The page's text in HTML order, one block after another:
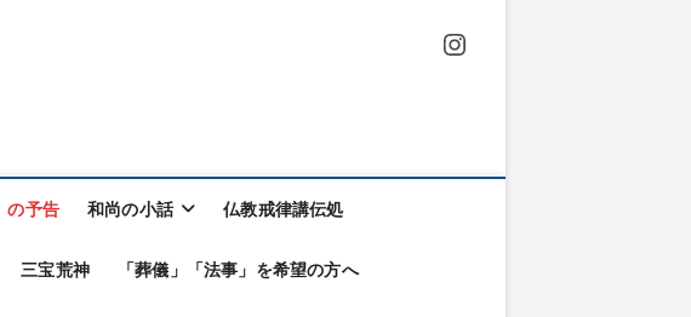
Instagram
の予告 和尚の小話 仏教戒律講伝処
三宝荒神 「葬儀」「法事」を希望の方へ